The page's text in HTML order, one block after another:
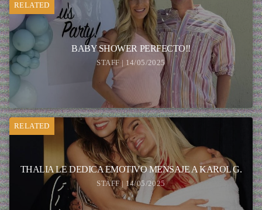
RELATED
BABY SHOWER PERFECTO!!
STAFF | 14/05/2025
RELATED
THALIA LE DEDICA EMOTIVO MENSAJE A KAROL G.
STAFF | 14/05/2025